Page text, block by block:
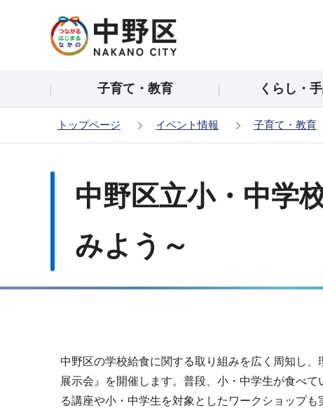
の
頭
子育て・教育 くらし・
トップページ イベント情報 子育て・教育
中野区立小・中学
みよう～
中野区の学校給食に関する取り組みを広く周知し
展示会』を開催します。普段、小・中学生が食べ
る講座や小・中学生を対象としたワークショップ